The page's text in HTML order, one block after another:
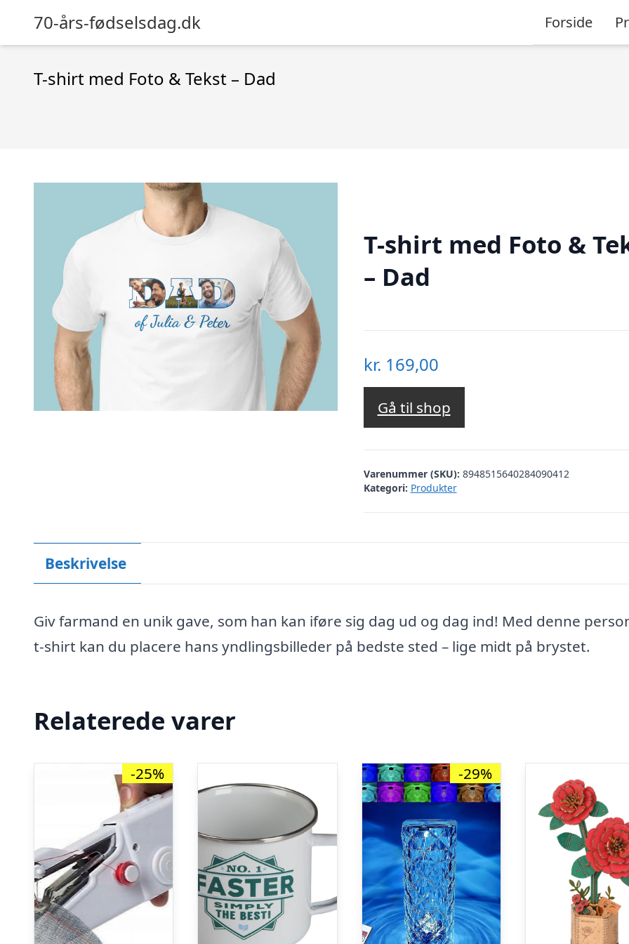
70-års-fødselsdag.dk Forside
T-shirt med Foto & Tekst – Dad
T-shirt med Foto &
– Dad
kr. 169,00
Gå til shop
Varenummer (SKU): 8948515640284090412
Kategori: Produkter
Beskrivelse
Giv farmand en unik gave, som han kan iføre sig dag ud og dag ind! Med denne
t-shirt kan du placere hans yndlingsbilleder på bedste sted – lige midt på brystet.
Relaterede varer
-25% -29%